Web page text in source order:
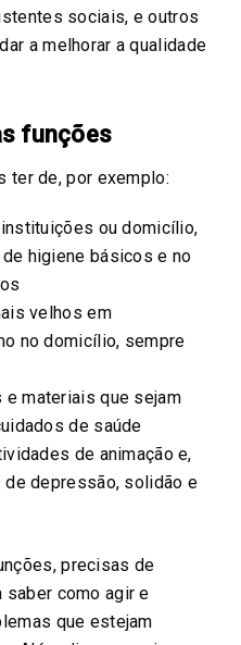
sociais, e outros
a melhorar a qualidade
funções
ter de, por exemplo:
ou domicílio,
higiene básicos e no
velhos em
no domicílio, sempre
e materiais que sejam
de saúde
de animação e,
depressão, solidão e
precisas de
como agir e
que estejam